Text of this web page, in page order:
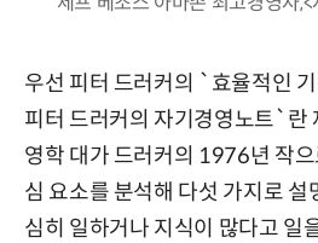
우선 피터 드러커의 `효율적인
피터 드러커의 자기경영노트`란
영학 대가 드러커의 1976년 작
심 요소를 분석해 다섯 가지로 설
심히 일하거나 지식이 많다고 일